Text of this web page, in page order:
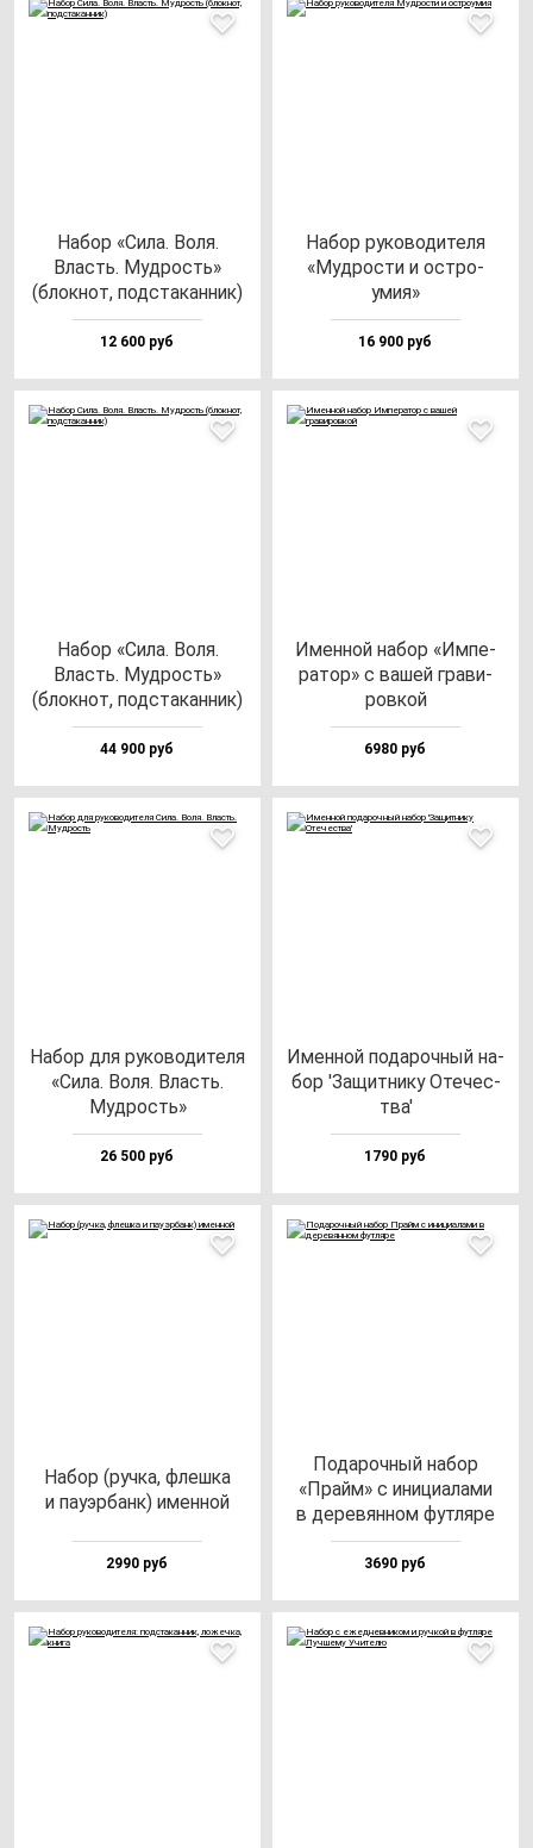
Набор «Сила. Воля.
Власть. Муд­рость»
(блок­нот, под­ста­кан­ник)
12 600 руб
Набор ру­ко­во­ди­те­ля
«Муд­рос­ти и ос­тро­
умия»
16 900 руб
Набор «Сила. Воля.
Власть. Муд­рость»
(блок­нот, под­ста­кан­ник)
44 900 руб
Имен­ной на­бор «Импе­
ра­тор» с ва­шей гра­ви­
ров­кой
6980 руб
Набор для ру­ко­во­ди­те­ля
«Сила. Воля. Власть.
Муд­рость»
26 500 руб
Имен­ной по­да­роч­ный на­
бор 'Защит­ни­ку Оте­чес­
тва'
1790 руб
Набор (руч­ка, флеш­ка
и па­уэр­банк) имен­ной
2990 руб
Пода­роч­ный на­бор
«Прайм» с ини­ци­ала­ми
в де­ре­вян­ном фут­ля­ре
3690 руб